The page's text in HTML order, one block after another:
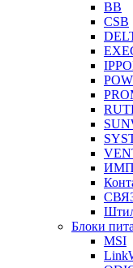
BB
CSB
Блоки
MSI